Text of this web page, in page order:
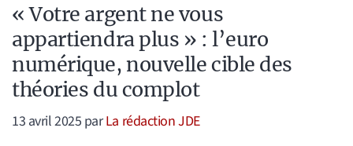
« Votre argent ne vous
appartiendra plus » : l’euro
numérique, nouvelle cible des
théories du complot
13 avril 2025 parLa rédaction JDE